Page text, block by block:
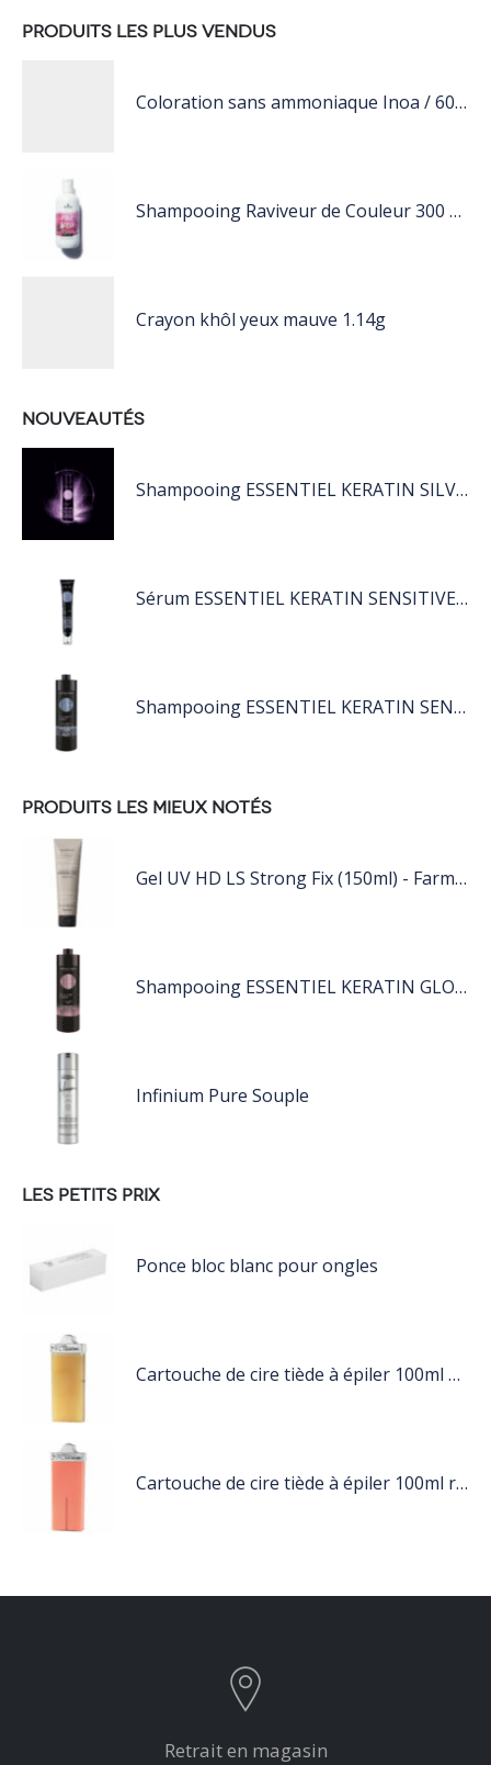
PRODUITS LES PLUS VENDUS
Coloration sans ammoniaque Inoa / 60ML
Shampooing Raviveur de Couleur 300 ml Rose de Schwarzkopf Professional
Crayon khôl yeux mauve 1.14g
NOUVEAUTÉS
Shampooing ESSENTIEL KERATIN SILVER 250ML
Sérum ESSENTIEL KERATIN SENSITIVE 40 ML
Shampooing ESSENTIEL KERATIN SENSITIVE 1L
PRODUITS LES MIEUX NOTÉS
Gel UV HD LS Strong Fix (150ml) - Farmavita
Shampooing ESSENTIEL KERATIN GLOW 1L
Infinium Pure Souple
LES PETITS PRIX
Ponce bloc blanc pour ongles
Cartouche de cire tiède à épiler 100ml miel
Cartouche de cire tiède à épiler 100ml rose
Retrait en magasin